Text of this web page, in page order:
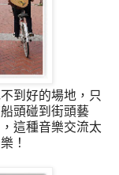
不到好的場地，只
頭碰到街頭藝
這種音樂交流太
！